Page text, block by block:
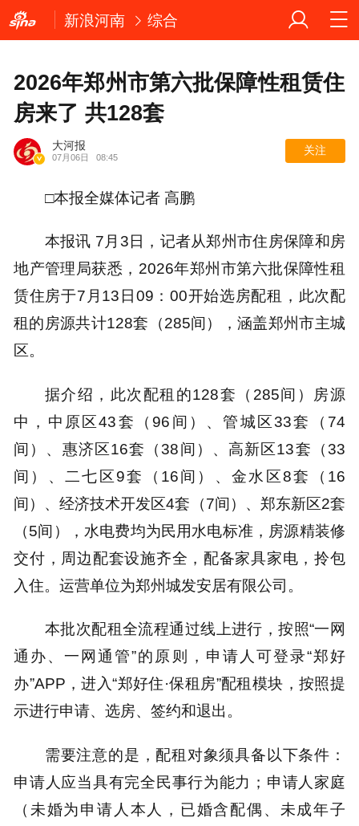
新浪河南 综合
2026年郑州市第六批保障性租赁住
房来了 共128套
大河报
07月06日 08:45
关注
□本报全媒体记者 高鹏
本报讯 7月3日，记者从郑州市住房保障和房
地产管理局获悉，2026年郑州市第六批保障性租
赁住房于7月13日09：00开始选房配租，此次配
租的房源共计128套（285间），涵盖郑州市主城
区。
据介绍，此次配租的128套（285间）房源
中，中原区43套（96间）、管城区33套（74
间）、惠济区16套（38间）、高新区13套（33
间）、二七区9套（16间）、金水区8套（16
间）、经济技术开发区4套（7间）、郑东新区2套
（5间），水电费均为民用水电标准，房源精装修
交付，周边配套设施齐全，配备家具家电，拎包
入住。运营单位为郑州城发安居有限公司。
本批次配租全流程通过线上进行，按照“一网
通办、一网通管”的原则，申请人可登录“郑好
办”APP，进入“郑好住·保租房”配租模块，按照提
示进行申请、选房、签约和退出。
需要注意的是，配租对象须具备以下条件：
申请人应当具有完全民事行为能力；申请人家庭
（未婚为申请人本人，已婚含配偶、未成年子